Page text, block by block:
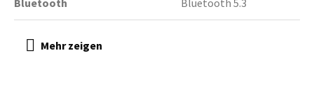
Bluetooth Bluetooth 5.3